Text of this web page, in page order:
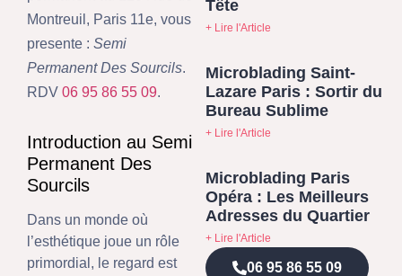
Montreuil, Paris 11e, vous
presente : Semi
Permanent Des Sourcils.
RDV 06 95 86 55 09.
Introduction au Semi
Permanent Des
Sourcils
Dans un monde où
l’esthétique joue un rôle
primordial, le regard est
Tête
+ Lire l'Article
Microblading Saint-
Lazare Paris : Sortir du
Bureau Sublime
+ Lire l'Article
Microblading Paris
Opéra : Les Meilleurs
Adresses du Quartier
+ Lire l'Article
06 95 86 55 09